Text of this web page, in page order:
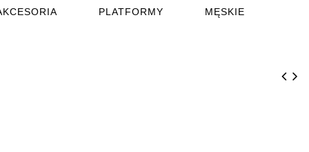
PLATFORMY MĘSKIE